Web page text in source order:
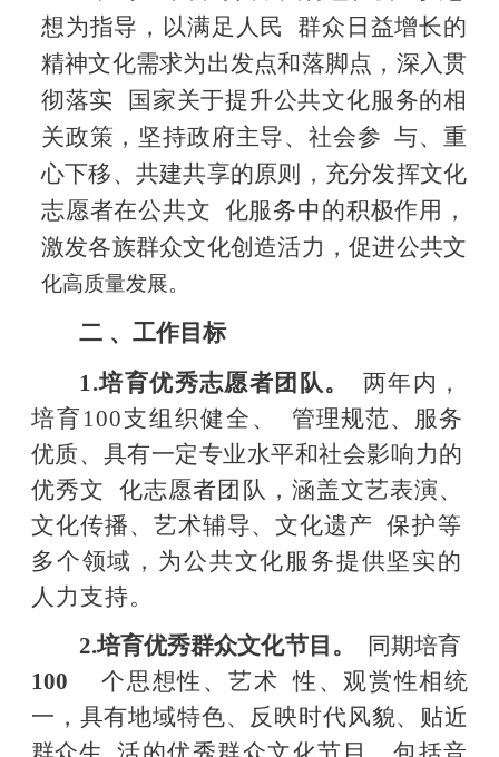
想为指导，以满足人民
群众日益增长的
精神文化需求为出发点和落脚点，深入贯
彻落实
国家关于提升公共文化服务的相
关政策，坚持政府主导、社会参 与、重
心下移、共建共享的原则，充分发挥文化
志愿者在公共文 化服务中的积极作用，
激发各族群众文化创造活力，促进公共文
化高质量发展。
二 、工作目标
1.培育优秀志愿者团队。
两年内，
培育100支组织健全、
管理规范、服务
优质、具有一定专业水平和社会影响力的
优秀文
化志愿者团队，涵盖文艺表演、
文化传播、艺术辅导、文化遗产 保护等
多个领域，为公共文化服务提供坚实的
人力支持。
2.培育优秀群众文化节目。
同期培育
100 个思想性、艺术 性、观赏性相统
一，具有地域特色、反映时代风貌、贴近